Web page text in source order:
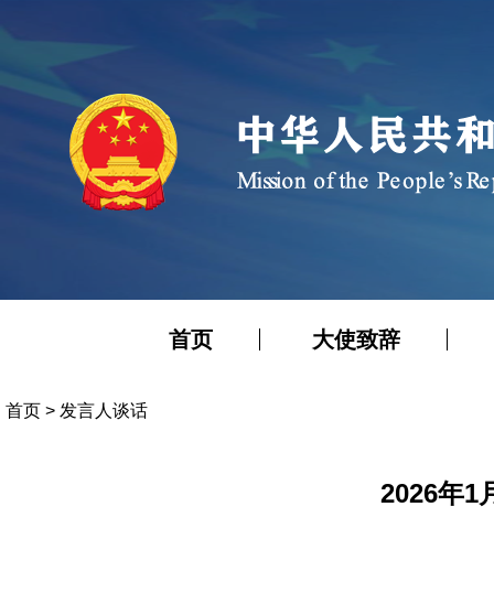
首页 大使致辞
首页 > 发言人谈话
2026年1